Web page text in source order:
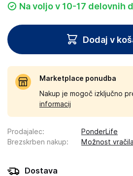
Na voljo v 10-17 delovnih
Dodaj v
Marketplace ponudba
Nakup je mogoč izključno
informacij
Prodajalec:
PonderLife
Brezskrben nakup: Možnost
Dostava